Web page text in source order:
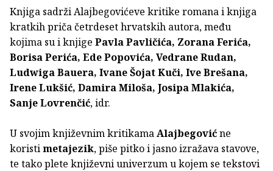
Knjiga sadrži Alajbegovićeve kritike romana i knjiga
kratkih priča četrdeset hrvatskih autora, među
kojima su i knjige Pavla Pavličića, Zorana Ferića,
Borisa Perića, Ede Popovića, Vedrane Rudan,
Ludwiga Bauera, Ivane Šojat Kuči, Ive Brešana,
Irene Lukšić, Damira Miloša, Josipa Mlakića,
Sanje Lovrenčić, idr.
U svojim književnim kritikamaAlajbegovićne
koristimetajezik, piše pitko i jasno izražava stavove,
te tako plete književni univerzum u kojem se tekstovi